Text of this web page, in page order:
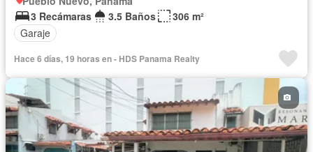
3 Recámaras
3.5 Baños
306 m²
Garaje
Hace 6 días, 19 horas en - HDS Panama Realty